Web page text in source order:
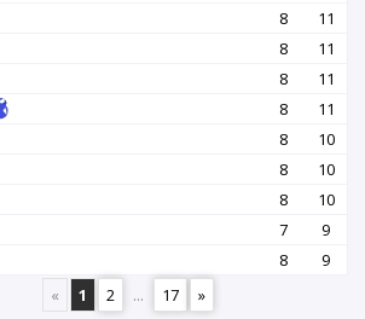
8
11
8
11
8
11
8
11
8
10
8
10
8
10
7
9
8
9
«
1 2 ... 17 »